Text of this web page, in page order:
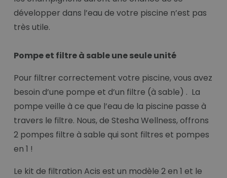
développer dans l’eau de votre piscine n’est pas
très utile.
Pompe et filtre à sable une seule unité
Pour filtrer correctement votre piscine, vous avez
besoin d’une pompe et d’un filtre (à sable) . La
pompe veille à ce que l’eau de la piscine passe à
travers le filtre. Nous, de Stesha Wellness, offrons
2 pompes filtre à sable qui sont filtres et pompes
en 1 !
Le kit de filtration Acis est un modèle 2 en 1 et le